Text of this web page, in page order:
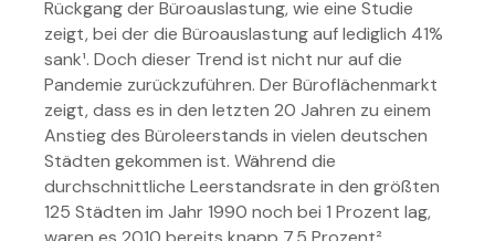
Rückgang der Büroauslastung, wie eine Studie
zeigt, bei der die Büroauslastung auf lediglich 41%
sank​¹. Doch dieser Trend ist nicht nur auf die
Pandemie zurückzuführen. Der Büroflächenmarkt
zeigt, dass es in den letzten 20 Jahren zu einem
Anstieg des Büroleerstands in vielen deutschen
Städten gekommen ist. Während die
durchschnittliche Leerstandsrate in den größten
125 Städten im Jahr 1990 noch bei 1 Prozent lag,